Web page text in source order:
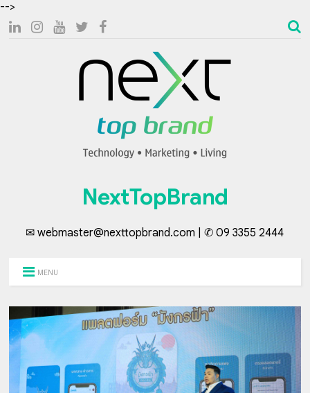
-->
NextTopBrand
✉ webmaster@nexttopbrand.com | ✆ 09 3355 2444
MENU